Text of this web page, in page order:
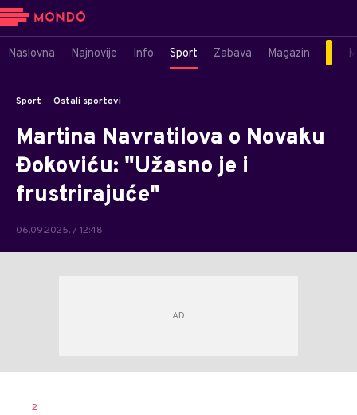
Naslovna Najnovije Info Sport Zabava Magazin
Sport Ostali sportovi
Martina Navratilova o Novaku
Đokoviću: "Užasno je i
frustrirajuće"
06.09.2025. / 12:48
AUTOR
2